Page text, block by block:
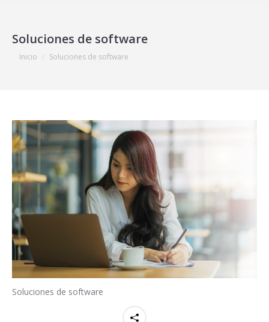
Soluciones de software
Estás aquí:
Inicio Soluciones de software
Soluciones de software